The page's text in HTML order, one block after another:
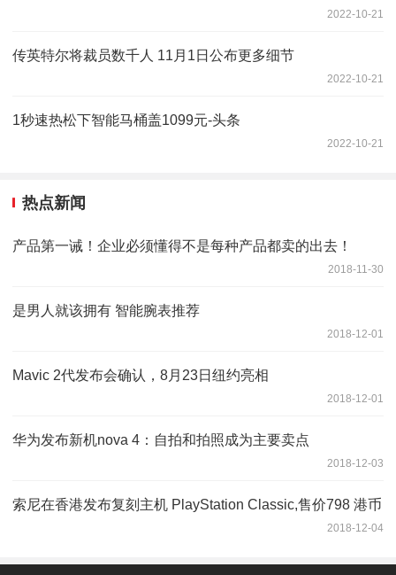
2022-10-21
传英特尔将裁员数千人 11月1日公布更多细节
2022-10-21
1秒速热松下智能马桶盖1099元-头条
2022-10-21
热点新闻
产品第一诫！企业必须懂得不是每种产品都卖的出去！
2018-11-30
是男人就该拥有 智能腕表推荐
2018-12-01
Mavic 2代发布会确认，8月23日纽约亮相
2018-12-01
华为发布新机nova 4：自拍和拍照成为主要卖点
2018-12-03
索尼在香港发布复刻主机 PlayStation Classic,售价798 港币
2018-12-04